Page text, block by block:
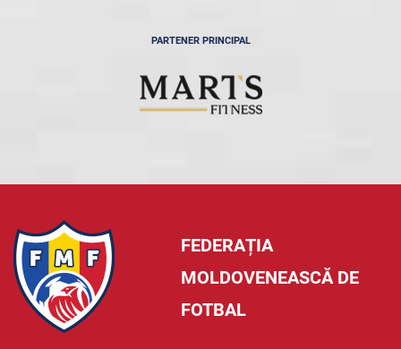
PARTENER PRINCIPAL
FEDERAȚIA
MOLDOVENEASCĂ DE
FOTBAL